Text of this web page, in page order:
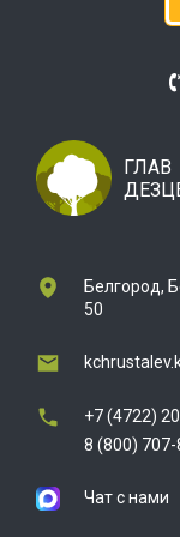
ГЛАВ
Белгород,
50
+7 (4722)
8 (800)
Чат с нами